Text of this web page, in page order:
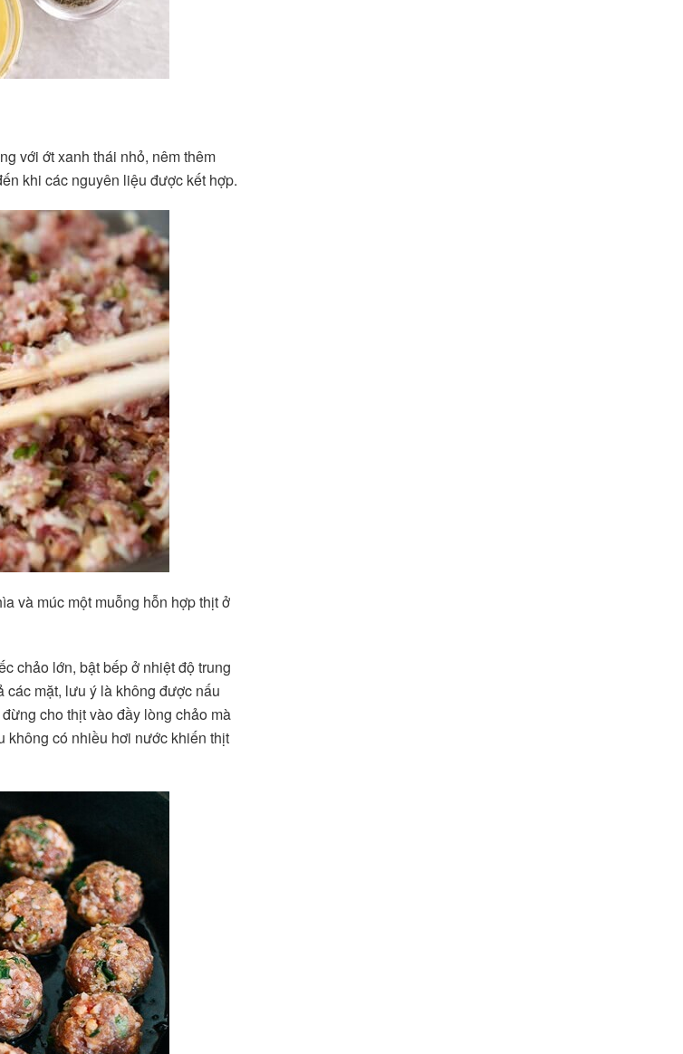
với ớt xanh thái nhỏ, nêm thêm
khi các nguyên liệu được kết hợp.
và múc một muỗng hỗn hợp thịt ở
chảo lớn, bật bếp ở nhiệt độ trung
mặt, lưu ý là không được nấu
cho thịt vào đầy lòng chảo mà
không có nhiều hơi nước khiến thịt